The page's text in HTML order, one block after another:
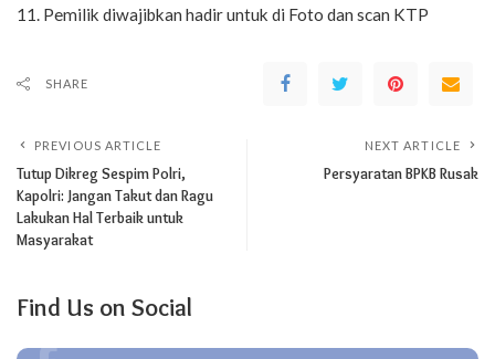
11. Pemilik diwajibkan hadir untuk di Foto dan scan KTP
SHARE
PREVIOUS ARTICLE
Tutup Dikreg Sespim Polri,
Kapolri: Jangan Takut dan Ragu
Lakukan Hal Terbaik untuk
Masyarakat
NEXT ARTICLE
Persyaratan BPKB Rusak
Find Us on Social